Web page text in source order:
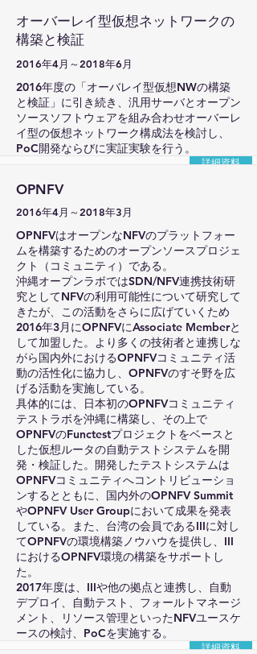
オーバーレイ型仮想ネットワークの
構築と検証
2016年4月～2018年6月
2016年度の「オーバレイ型仮想NWの構築
と検証」に引き続き、汎用サーバとオープン
ソースソフトウェアを組み合わせオーバーレ
イ型の仮想ネットワーク構成法を検討し、
PoC開発ならびに実証実験を行う。
詳細資料
OPNFV
2016年4月～2018年3月
OPNFVはオープンなNFVのプラットフォー
ムを構築するためのオープンソースプロジェ
クト（コミュニティ）である。
沖縄オープンラボではSDN/NFV連携技術研
究としてNFVの利用可能性について研究して
きたが、この活動をさらに広げていくため
2016年3月にOPNFVにAssociate Memberと
して加盟した。より多くの技術者と連携しな
がら国内外におけるOPNFVコミュニティ活
動の活性化に協力し、OPNFVのすそ野を広
げる活動を実施している。
具体的には、日本初のOPNFVコミュニティ
テストラボを沖縄に構築し、その上で
OPNFVのFunctestプロジェクトをベースと
した仮想ルータの自動テストシステムを開
発・検証した。開発したテストシステムは
OPNFVコミュニティへコントリビューショ
ンするとともに、国内外のOPNFV Summit
やOPNFV User Groupにおいて成果を発表
している。また、台湾の会員であるIIIに対し
てOPNFVの環境構築ノウハウを提供し、III
におけるOPNFV環境の構築をサポートし
た。
2017年度は、IIIや他の拠点と連携し、自動
デプロイ、自動テスト、フォールトマネージ
メント、リソース管理といったNFVユースケ
ースの検討、PoCを実施する。
詳細資料